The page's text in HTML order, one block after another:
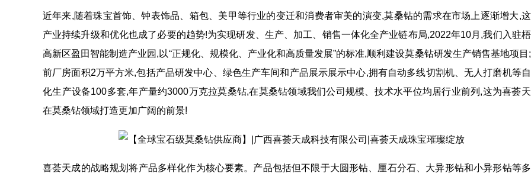
近年来,随着珠宝首饰、钟表饰品、箱包、美甲等行业的变迁和消费者审美的演变,莫桑钻的需求在市场上逐渐增大,
产业持续升级和优化也成了必要的趋势!为实现研发、生产、加工、销售一体化全产业链布局,2022年10月,我们入驻梧
高新区盈田智能制造产业园,以“正规化、规模化、产业化和高质量发展”的标准,顺利建设莫桑钻研发生产销售基地项目;
前厂房面积2万平方米,包括产品研发中心、绿色生产车间和产品展示展示中心,拥有自动多线切割机、无人打磨机等
化生产设备100多套,年产量约3000万克拉莫桑钻,在莫桑钻领域我们公司规模、技术水平位均居行业前列,这为喜荟
在莫桑钻领域打造更加广阔的前景!
喜荟天成的战略规划将产品多样化作为核心要素。产品包括但不限于大圆形钻、厘石分石、大异形钻和小异形钻等